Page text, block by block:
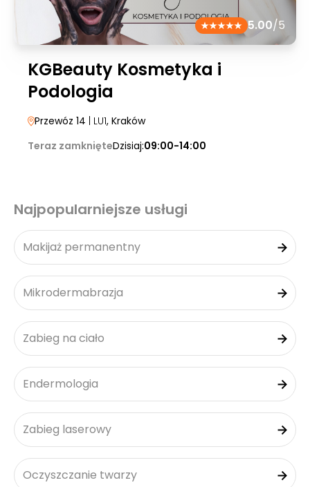
5.00/5
KGBeauty Kosmetyka i
Podologia
Przewóz 14 | LU1, Kraków
Teraz zamknięteDzisiaj:09:00-14:00
Najpopularniejsze usługi
Makijaż permanentny
Mikrodermabrazja
Zabieg na ciało
Endermologia
Zabieg laserowy
Oczyszczanie twarzy